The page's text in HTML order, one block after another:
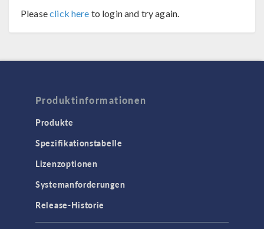
Pleaseclick here to login and try again.
Produktinformationen
Produkte
Spezifikationstabelle
Lizenzoptionen
Systemanforderungen
Release-Historie